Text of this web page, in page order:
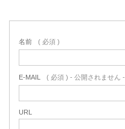
名前 ( 必須 )
E-MAIL ( 必須 ) - 公開されません -
URL